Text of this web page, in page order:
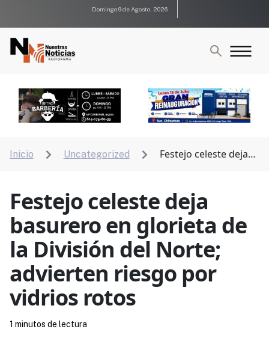
Domingo 9 de Agosto, 2026
Inicio  Uncategorized 
Festejo celeste deja
Festejo celeste deja
basurero en glorieta de
la División del Norte;
advierten riesgo por
vidrios rotos
1 minutos de lectura